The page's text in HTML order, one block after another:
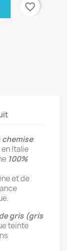
favorite_border
chemise
Italie
100%
et de
gris (gris
teinte